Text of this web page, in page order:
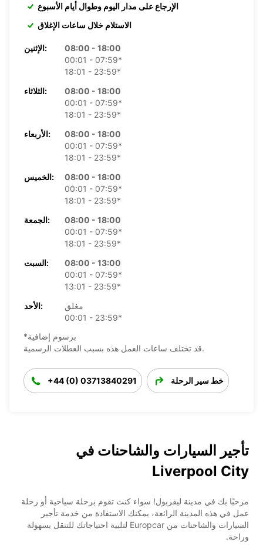
الإرجاع على مدار اليوم وطوال أيام الأسبوع
الاستلام خلال ساعات الإغلاق
الإثنين:
08:00 - 18:00
00:01 - 07:59*
18:01 - 23:59*
الثلاثاء:
08:00 - 18:00
00:01 - 07:59*
18:01 - 23:59*
الأربعاء:
08:00 - 18:00
00:01 - 07:59*
18:01 - 23:59*
الخميس:
08:00 - 18:00
00:01 - 07:59*
18:01 - 23:59*
الجمعة:
08:00 - 18:00
00:01 - 07:59*
18:01 - 23:59*
السبت:
08:00 - 13:00
00:01 - 07:59*
13:01 - 23:59*
الأحد:
مغلق
00:01 - 23:59*
*برسوم إضافية
قد تختلف ساعات العمل هذه بسبب العطلات الرسمية.
+44 (0) 03713840291 خط سير الرحلة
تأجير السيارات والشاحنات في
Liverpool City
مرحبًا بك في مدينة ليفربول! سواء كنت تقوم برحلة سياحية أو رحلة
عمل في هذه المدينة الرائعة، يمكنك الاستفادة من خدمة تأجير
السيارات والشاحنات من Europcar لتلبية احتياجاتك للتنقل بسهولة
وراحة.